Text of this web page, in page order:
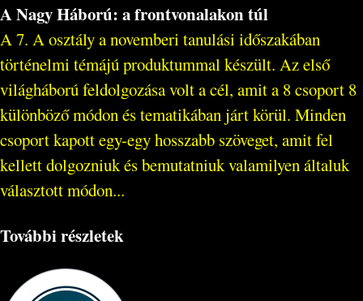
A Nagy Háború: a frontvonalakon túl
A 7. A osztály a novemberi tanulási időszakában
történelmi témájú produktummal készült. Az első
világháború feldolgozása volt a cél, amit a 8 csoport 8
különböző módon és tematikában járt körül. Minden
csoport kapott egy-egy hosszabb szöveget, amit fel
kellett dolgozniuk és bemutatniuk valamilyen általuk
választott módon...
További részletek